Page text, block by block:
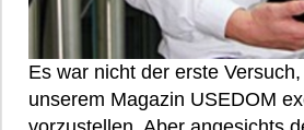
Es war nicht der erste
unserem Magazin USEDOM